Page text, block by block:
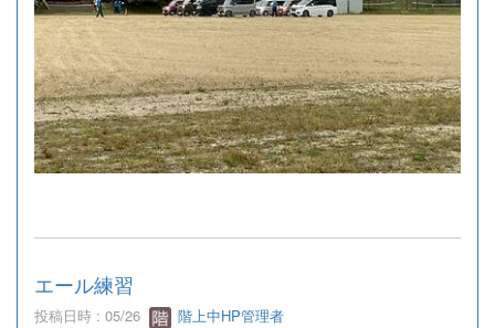
エール練習
投稿日時 : 05/26 階上中HP管理者